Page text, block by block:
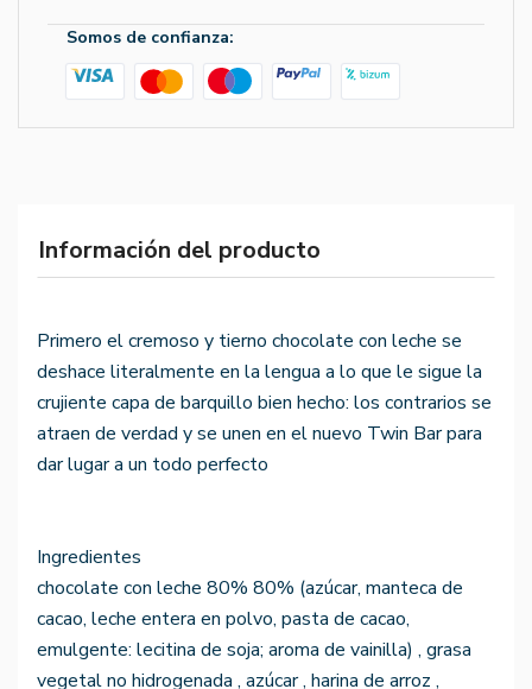
Somos de confianza:
Información del producto
Primero el cremoso y tierno chocolate con leche se
deshace literalmente en la lengua a lo que le sigue la
crujiente capa de barquillo bien hecho: los contrarios se
atraen de verdad y se unen en el nuevo Twin Bar para
dar lugar a un todo perfecto
Ingredientes
chocolate con leche 80% 80% (azúcar, manteca de
cacao, leche entera en polvo, pasta de cacao,
emulgente: lecitina de soja; aroma de vainilla) , grasa
vegetal no hidrogenada , azúcar , harina de arroz ,